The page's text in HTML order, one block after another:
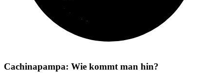
Cachinapampa: Wie kommt man hin?